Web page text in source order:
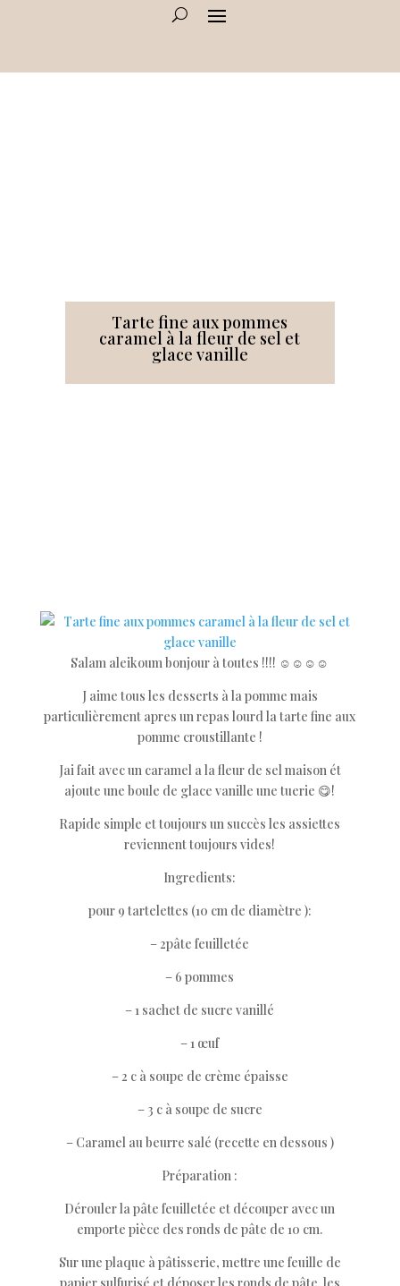
Tarte fine aux pommes
caramel à la fleur de sel et
glace vanille
Salam aleikoum bonjour à toutes !!!! ☺️☺️☺️☺️
J aime tous les desserts à la pomme mais
particulièrement apres un repas lourd la tarte fine aux
pomme croustillante !
Jai fait avec un caramel a la fleur de sel maison ét
ajoute une boule de glace vanille une tuerie 😋!
Rapide simple et toujours un succès les assiettes
reviennent toujours vides!
Ingredients:
pour 9 tartelettes (10 cm de diamètre ):
– 2pâte feuilletée
– 6 pommes
– 1 sachet de sucre vanillé
– 1 œuf
– 2 c à soupe de crème épaisse
– 3 c à soupe de sucre
– Caramel au beurre salé (recette en dessous )
Préparation :
Dérouler la pâte feuilletée et découper avec un
emporte pièce des ronds de pâte de 10 cm.
Sur une plaque à pâtisserie, mettre une feuille de